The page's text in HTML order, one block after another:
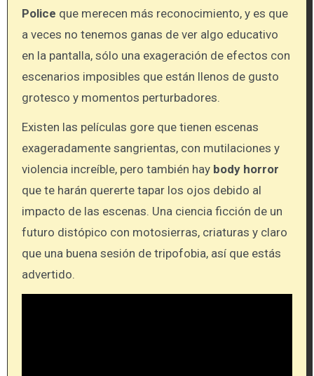
Police que merecen más reconocimiento, y es que
a veces no tenemos ganas de ver algo educativo
en la pantalla, sólo una exageración de efectos con
escenarios imposibles que están llenos de gusto
grotesco y momentos perturbadores.
Existen las películas gore que tienen escenas
exageradamente sangrientas, con mutilaciones y
violencia increíble, pero también hay body horror
que te harán quererte tapar los ojos debido al
impacto de las escenas. Una ciencia ficción de un
futuro distópico con motosierras, criaturas y claro
que una buena sesión de tripofobia, así que estás
advertido.